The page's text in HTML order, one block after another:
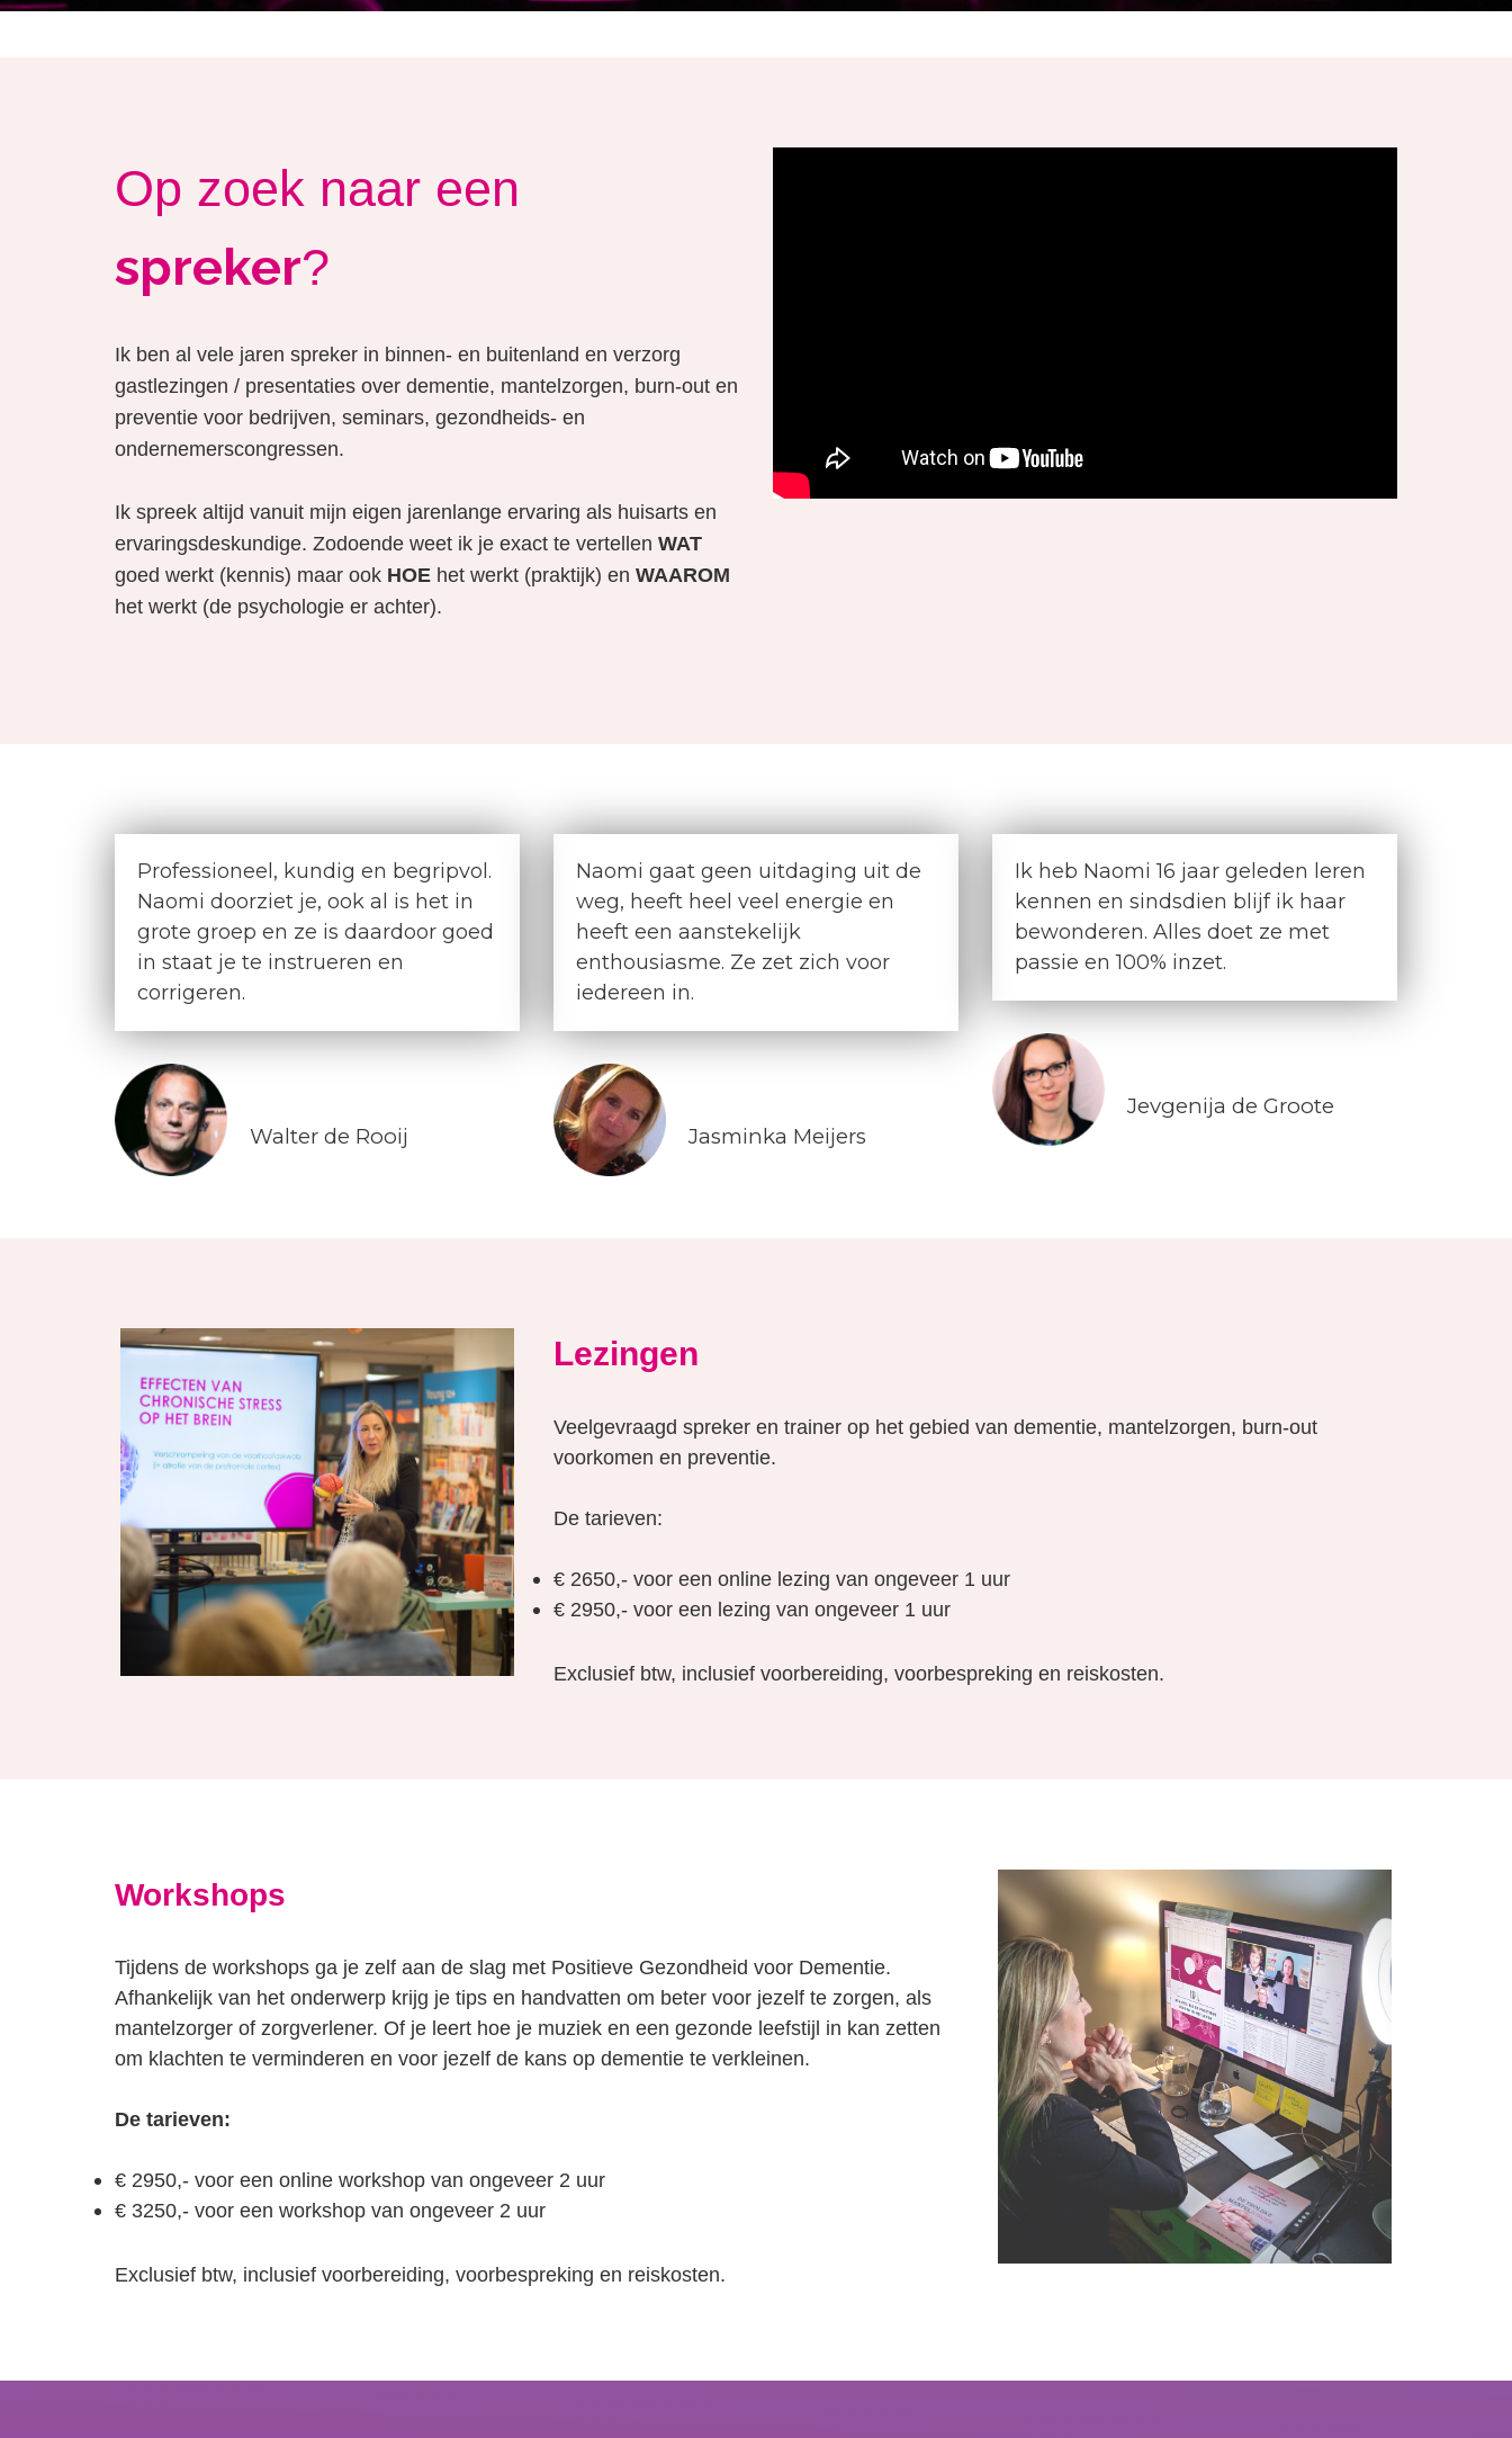
Op zoek naar een
spreker?
Ik ben al vele jaren spreker in binnen- en buitenland en verzorg
gastlezingen / presentaties over dementie, mantelzorgen, burn-out en
preventie voor bedrijven, seminars, gezondheids- en
ondernemerscongressen.
Ik spreek altijd vanuit mijn eigen jarenlange ervaring als huisarts en
ervaringsdeskundige. Zodoende weet ik je exact te vertellen WAT
goed werkt (kennis) maar ook HOE het werkt (praktijk) en WAAROM
het werkt (de psychologie er achter).
Professioneel, kundig en begripvol.
Naomi doorziet je, ook al is het in
grote groep en ze is daardoor goed
in staat je te instrueren en
corrigeren.
Walter de Rooij
Naomi gaat geen uitdaging uit de
weg, heeft heel veel energie en
heeft een aanstekelijk
enthousiasme. Ze zet zich voor
iedereen in.
Jasminka Meijers
Ik heb Naomi 16 jaar geleden leren
kennen en sindsdien blijf ik haar
bewonderen. Alles doet ze met
passie en 100% inzet.
Jevgenija de Groote
Lezingen
Veelgevraagd spreker en trainer op het gebied van dementie, mantelzorgen, burn-out
voorkomen en preventie.
De tarieven:
€ 2650,- voor een online lezing van ongeveer 1 uur
€ 2950,- voor een lezing van ongeveer 1 uur
Exclusief btw, inclusief voorbereiding, voorbespreking en reiskosten.
Workshops
Tijdens de workshops ga je zelf aan de slag met Positieve Gezondheid voor Dementie.
Afhankelijk van het onderwerp krijg je tips en handvatten om beter voor jezelf te zorgen, als
mantelzorger of zorgverlener. Of je leert hoe je muziek en een gezonde leefstijl in kan zetten
om klachten te verminderen en voor jezelf de kans op dementie te verkleinen.
De tarieven:
€ 2950,- voor een online workshop van ongeveer 2 uur
€ 3250,- voor een workshop van ongeveer 2 uur
Exclusief btw, inclusief voorbereiding, voorbespreking en reiskosten.